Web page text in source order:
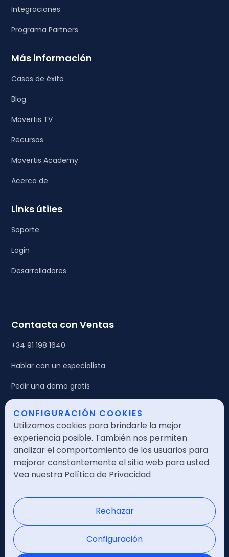
Integraciones
Programa Partners
Más información
Casos de éxito
Blog
Movertis TV
Recursos
Movertis Academy
Acerca de
Links útiles
Soporte
Login
Desarrolladores
Contacta con Ventas
+34 91 198 1640
Hablar con un especialista
Pedir una demo gratis
Legales
Política de calidad
Política de seguridad
Política de privacidad
Nota legal
Certificaciones
CONFIGURACIÓN COOKIES
Utilizamos cookies para brindarle la mejor
experiencia posible. También nos permiten
analizar el comportamiento de los usuarios para
mejorar constantemente el sitio web para usted.
Vea nuestra Política de Privacidad
Rechazar
Configuración